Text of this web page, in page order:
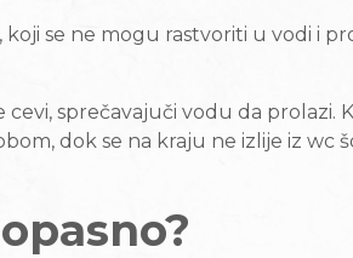
se ne mogu rastvoriti u vodi i
sprečavajuči vodu da prolazi.
dok se na kraju ne izlije iz wc